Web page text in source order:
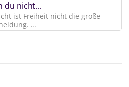
du nicht...
ist Freiheit nicht die große
...